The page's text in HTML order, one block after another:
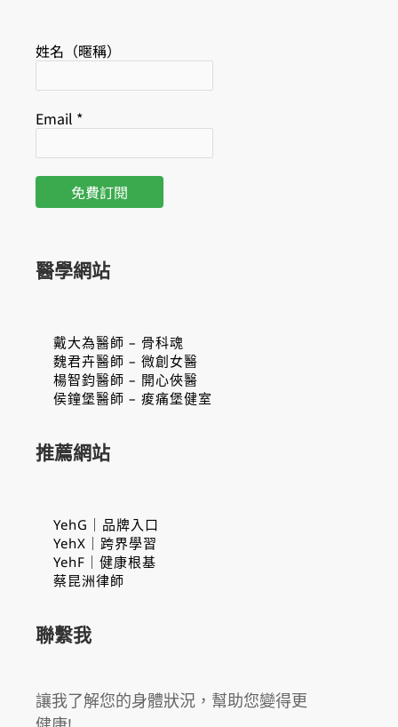
姓名（暱稱）
Email *
醫學網站
戴大為醫師 – 骨科魂
魏君卉醫師 – 微創女醫
楊智鈞醫師 – 開心俠醫
侯鐘堡醫師 – 痠痛堡健室
推薦網站
YehG｜品牌入口
YehX｜跨界學習
YehF｜健康根基
蔡昆洲律師
聯繫我
讓我了解您的身體狀況，幫助您變得更